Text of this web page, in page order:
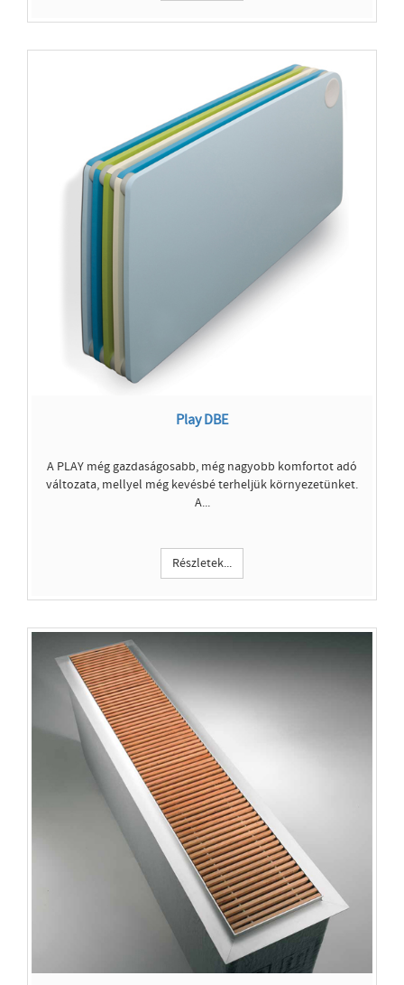
Play DBE
A PLAY még gazdaságosabb, még nagyobb komfortot adó
változata, mellyel még kevésbé terheljük környezetünket.
A...
Részletek...